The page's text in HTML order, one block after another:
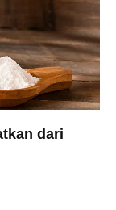
dari